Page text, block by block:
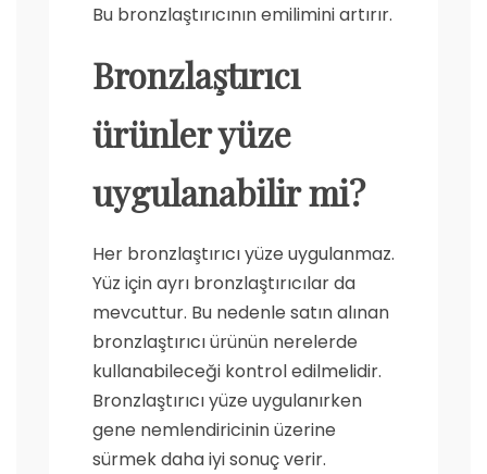
Bu bronzlaştırıcının emilimini artırır.
Bronzlaştırıcı
ürünler yüze
uygulanabilir mi?
Her bronzlaştırıcı yüze uygulanmaz.
Yüz için ayrı bronzlaştırıcılar da
mevcuttur. Bu nedenle satın alınan
bronzlaştırıcı ürünün nerelerde
kullanabileceği kontrol edilmelidir.
Bronzlaştırıcı yüze uygulanırken
gene nemlendiricinin üzerine
sürmek daha iyi sonuç verir.